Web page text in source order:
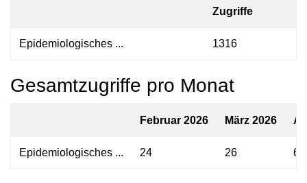
Zugriffe
Epidemiologisches ... 1316
Gesamtzugriffe pro Monat
Februar 2026 März 2026
Epidemiologisches ... 24 26 68